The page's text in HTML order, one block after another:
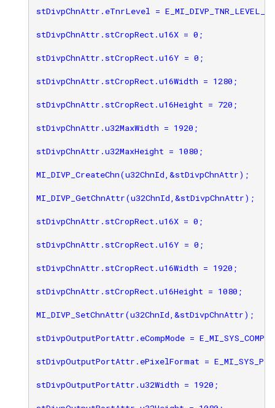
stDivpChnAttr.eTnrLevel =
stDivpChnAttr.stCropRect.u16X = 0;
stDivpChnAttr.stCropRect.u16Y = 0;
stDivpChnAttr.stCropRect.u16Width = 1280;
stDivpChnAttr.stCropRect.u16Height = 720;
stDivpChnAttr.u32MaxWidth = 1920;
stDivpChnAttr.u32MaxHeight = 1080;
MI_DIVP_CreateChn(u32ChnId,&stDivpChnAttr);
MI_DIVP_GetChnAttr(u32ChnId,&stDivpChnAttr);
stDivpChnAttr.stCropRect.u16X = 0;
stDivpChnAttr.stCropRect.u16Y = 0;
stDivpChnAttr.stCropRect.u16Width = 1920;
stDivpChnAttr.stCropRect.u16Height = 1080;
MI_DIVP_SetChnAttr(u32ChnId,&stDivpChnAttr);
stDivpOutputPortAttr.eCompMode =
stDivpOutputPortAttr.ePixelFormat =
stDivpOutputPortAttr.u32Width = 1920;